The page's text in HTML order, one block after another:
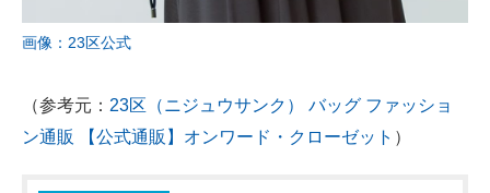
画像：23区公式
（参考元： 23区（ニジュウサンク） バッグ ファッショ
ン通販 【公式通販】オンワード・クローゼット ）